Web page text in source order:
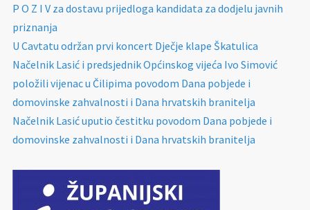
P O Z I V za dostavu prijedloga kandidata za dodjelu javnih
priznanja
U Cavtatu održan prvi koncert Dječje klape Škatulica
Načelnik Lasić i predsjednik Općinskog vijeća Ivo Simović
položili vijenac u Čilipima povodom Dana pobjede i
domovinske zahvalnosti i Dana hrvatskih branitelja
Načelnik Lasić uputio čestitku povodom Dana pobjede i
domovinske zahvalnosti i Dana hrvatskih branitelja